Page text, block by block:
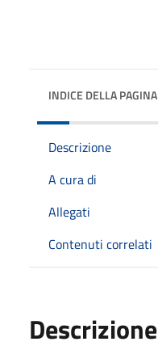
INDICE DELLA PAGINA
Descrizione
A cura di
Allegati
Contenuti correlati
Descrizione